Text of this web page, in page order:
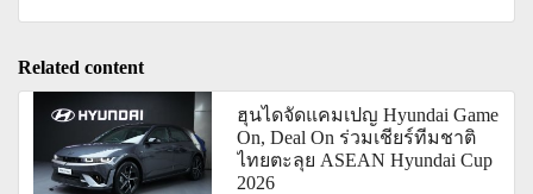
Related content
ฮุนไดจัดแคมเปญ Hyundai Game
On, Deal On ร่วมเชียร์ทีมชาติ
ไทยตะลุย ASEAN Hyundai Cup
2026